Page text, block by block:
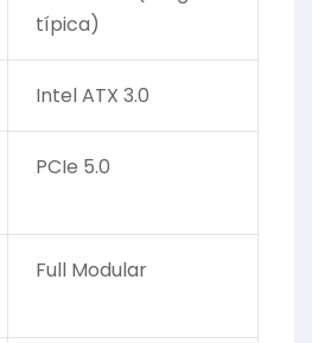
típica)
Intel ATX 3.0
PCIe 5.0
Full Modular